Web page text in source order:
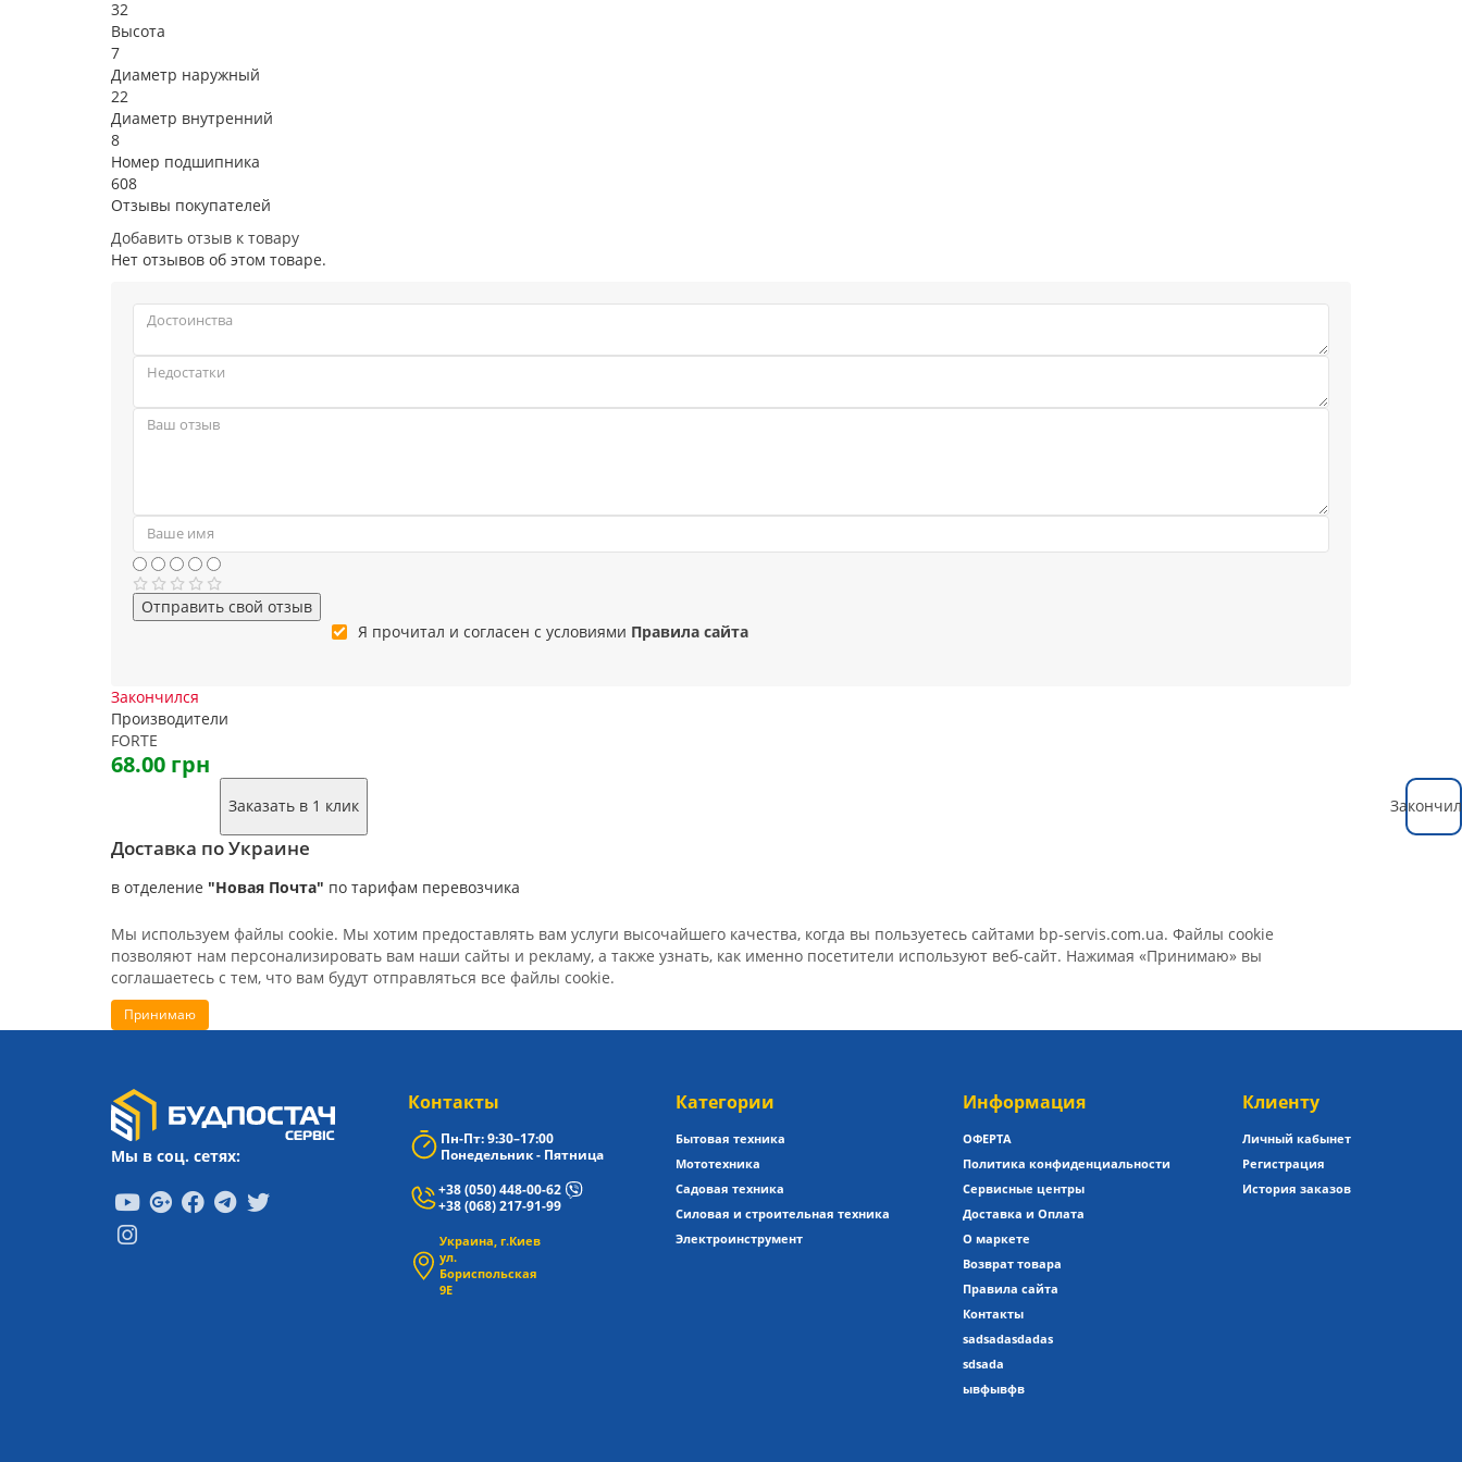
32
Высота
7
Диаметр наружный
22
Диаметр внутренний
8
Номер подшипника
608
Отзывы покупателей
Добавить отзыв к товару
Нет отзывов об этом товаре.
Отправить свой отзыв
Я прочитал и согласен с условиями Правила сайта
Закончился
Производители
FORTE
68.00 грн
Заказать в 1 клик
Доставка по Украине
в отделение "Новая Почта" по тарифам перевозчика
Мы используем файлы cookie. Мы хотим предоставлять вам услуги высочайшего качества, когда вы пользуетесь сайтами bp-servis.com.ua. Файлы cookie
позволяют нам персонализировать вам наши сайты и рекламу, а также узнать, как именно посетители используют веб-сайт. Нажимая «Принимаю» вы
соглашаетесь с тем, что вам будут отправляться все файлы cookie.
Принимаю
Мы в соц. сетях:
Контакты
Пн-Пт: 9:30–17:00
Понедельник - Пятница
+38 (050) 448-00-62
+38 (068) 217-91-99
Украина, г.Киев
ул.
Бориспольская
9Е
Категории
Бытовая техника
Мототехника
Садовая техника
Силовая и строительная техника
Электроинструмент
Информация
ОФЕРТА
Политика конфиденциальности
Сервисные центры
Доставка и Оплата
О маркете
Возврат товара
Правила сайта
Контакты
sadsadasdadas
sdsada
ывфывфв
Клиенту
Личный кабынет
Регистрация
История заказов